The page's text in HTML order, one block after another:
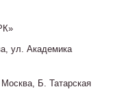
ул. Академика
Б. Татарская